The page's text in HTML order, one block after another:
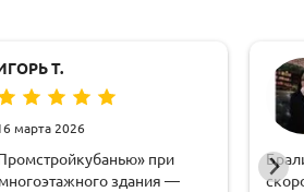
Т.
марта 2026
при
здания —